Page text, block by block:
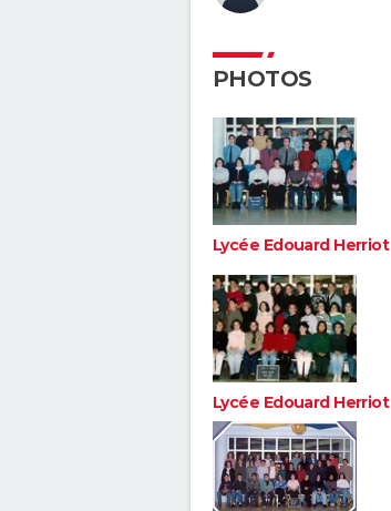
PHOTOS
Lycée Edouard Herriot
Lycée Edouard Herriot